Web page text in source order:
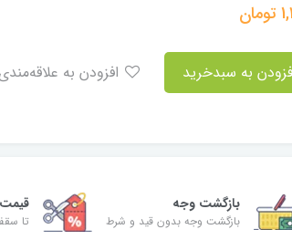
تومان
بازگشت وجه
بازگشت وجه بدون قید و شرط تا سقف 30%